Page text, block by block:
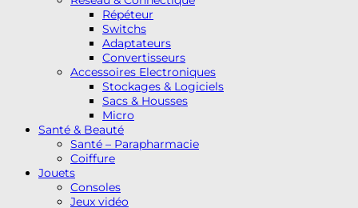
Répéteur
Switchs
Adaptateurs
Convertisseurs
Accessoires Electroniques
Stockages & Logiciels
Sacs & Housses
Micro
Santé & Beauté
Santé – Parapharmacie
Coiffure
Jouets
Consoles
Jeux vidéo